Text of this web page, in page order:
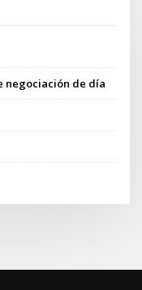
negociación de día